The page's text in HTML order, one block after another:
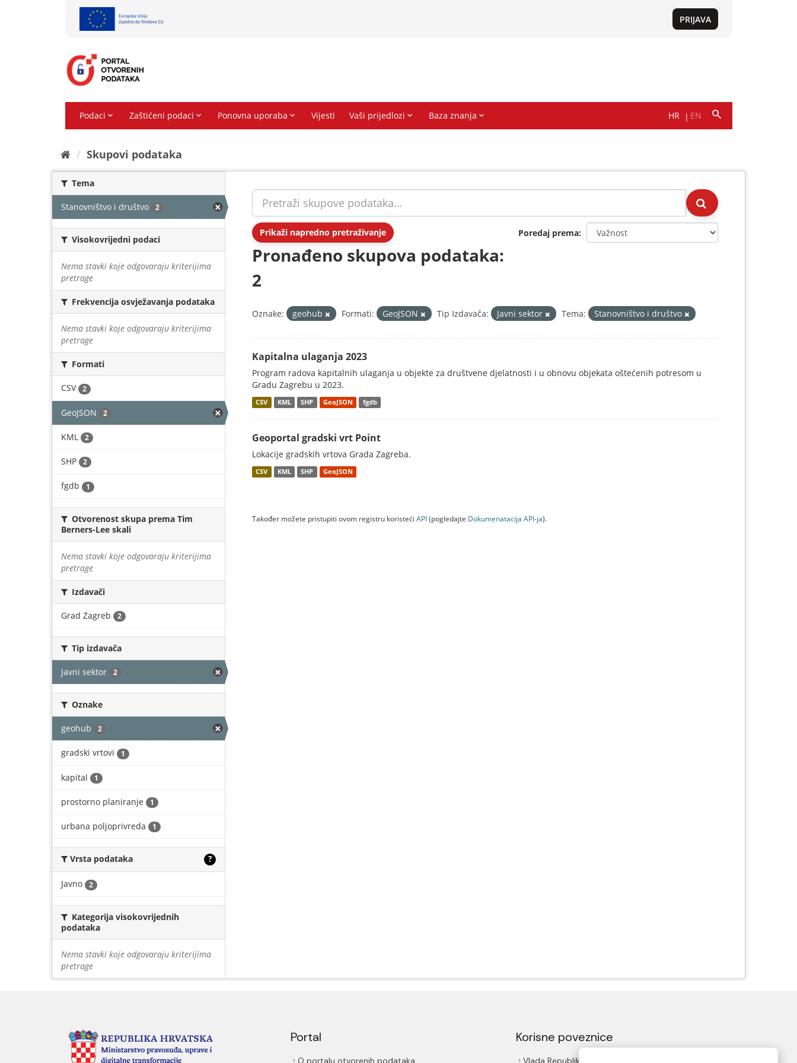
Skupovi podаtаkа
Tema
Stanovništvo i društvo 2
Visokovrijedni podaci
Nema stavki koje odgovaraju kriterijima
pretrage
Frekvencija osvježavanja podataka
Nema stavki koje odgovaraju kriterijima
pretrage
Formati
CSV 2
GeoJSON 2
KML 2
SHP 2
fgdb 1
Otvorenost skupa prema Tim
Berners-Lee skali
Nema stavki koje odgovaraju kriterijima
pretrage
Izdavači
Grad Zagreb 2
Tip izdavača
Javni sektor 2
Oznake
geohub 2
gradski vrtovi 1
kapital 1
prostorno planiranje 1
urbana poljoprivreda 1
Vrsta podataka ?
Javno 2
Kategorija visokovrijednih
podataka
Nema stavki koje odgovaraju kriterijima
pretrage
Prikaži napredno pretraživanje Poredaj prema
Pronađeno skupova podataka:
2
Oznake: geohub Formati: GeoJSON Tip Izdavača: Javni sektor Tema: Stanovništvo i društvo
Kapitalna ulaganja 2023
Program radova kapitalnih ulaganja u objekte za društvene djelatnosti i u obnovu objekata oštećenih potresom u
Gradu Zagrebu u 2023.
CSV KML SHP GeoJSON fgdb
Geoportal gradski vrt Point
Lokacije gradskih vrtova Grada Zagreba.
CSV KML SHP GeoJSON
Također možete pristupiti ovom registru koristeći API(pogledajte Dokumenаtаcijа API-jа).